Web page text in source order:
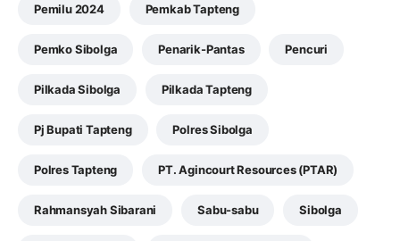
Pemilu 2024 Pemkab Tapteng
Pemko Sibolga Penarik-Pantas Pencuri
Pilkada Sibolga Pilkada Tapteng
Pj Bupati Tapteng Polres Sibolga
Polres Tapteng PT. Agincourt Resources (PTAR)
Rahmansyah Sibarani Sabu-sabu Sibolga